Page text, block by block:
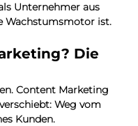
Unternehmer aus
Wachstumsmotor ist.
Die
Content Marketing
Weg vom
Kunden.